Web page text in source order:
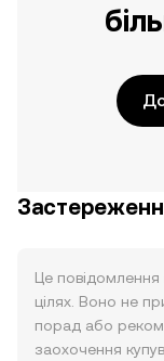
Це
цілях. Воно не
порад або
заохочення